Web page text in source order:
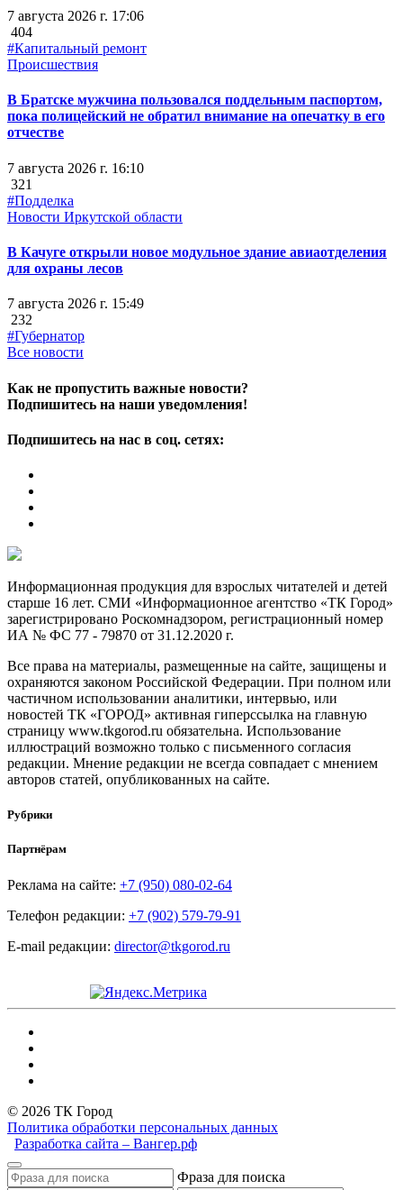
7 августа 2026 г. 17:06
404
#Капитальный ремонт
Происшествия
В Братске мужчина пользовался поддельным паспортом,
пока полицейский не обратил внимание на опечатку в его
отчестве
7 августа 2026 г. 16:10
321
#Подделка
Новости Иркутской области
В Качуге открыли новое модульное здание авиаотделения
для охраны лесов
7 августа 2026 г. 15:49
232
#Губернатор
Все новости
Как не пропустить важные новости?
Подпишитесь на наши уведомления!
Подпишитесь на нас в соц. сетях:
Информационная продукция для взрослых читателей и детей
старше 16 лет. СМИ «Информационное агентство «ТК Город»
зарегистрировано Роскомнадзором, регистрационный номер
ИА № ФС 77 - 79870 от 31.12.2020 г.
Все права на материалы, размещенные на сайте, защищены и
охраняются законом Российской Федерации. При полном или
частичном использовании аналитики, интервью, или
новостей ТК «ГОРОД» активная гиперссылка на главную
страницу www.tkgorod.ru обязательна. Использование
иллюстраций возможно только с письменного согласия
редакции. Мнение редакции не всегда совпадает с мнением
авторов статей, опубликованных на сайте.
Рубрики
Партнёрам
Реклама на сайте: +7 (950) 080-02-64
Телефон редакции: +7 (902) 579-79-91
E-mail редакции: director@tkgorod.ru
© 2026 ТК Город
Политика обработки персональных данных
Разработка сайта – Вангер.рф
Фраза для поиска